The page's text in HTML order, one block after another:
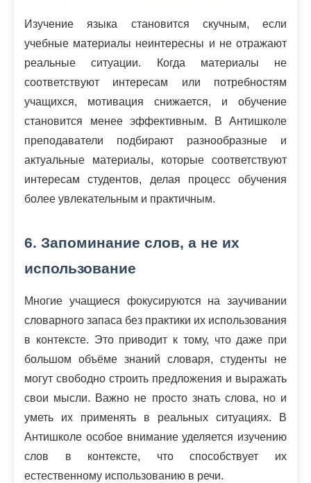
Изучение языка становится скучным, если
учебные материалы неинтересны и не отражают
реальные ситуации. Когда материалы не
соответствуют интересам или потребностям
учащихся, мотивация снижается, и обучение
становится менее эффективным. В Антишколе
преподаватели подбирают разнообразные и
актуальные материалы, которые соответствуют
интересам студентов, делая процесс обучения
более увлекательным и практичным.
6. Запоминание слов, а не их
использование
Многие учащиеся фокусируются на заучивании
словарного запаса без практики их использования
в контексте. Это приводит к тому, что даже при
большом объёме знаний словаря, студенты не
могут свободно строить предложения и выражать
свои мысли. Важно не просто знать слова, но и
уметь их применять в реальных ситуациях. В
Антишколе особое внимание уделяется изучению
слов в контексте, что способствует их
естественному использованию в речи.